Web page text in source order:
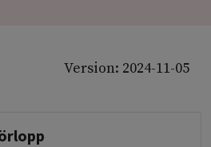
Version: 2024-11-05